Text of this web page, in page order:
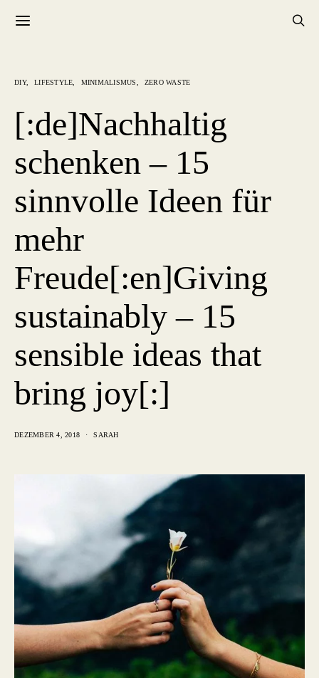
DIY LIFESTYLE MINIMALISMUS ZERO WASTE
[:de]Nachhaltig
schenken – 15
sinnvolle Ideen für
mehr
Freude[:en]Giving
sustainably – 15
sensible ideas that
bring joy[:]
DEZEMBER 4, 2018 SARAH